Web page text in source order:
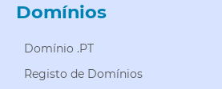
Domínios
Domínio .PT
Registo de Domínios